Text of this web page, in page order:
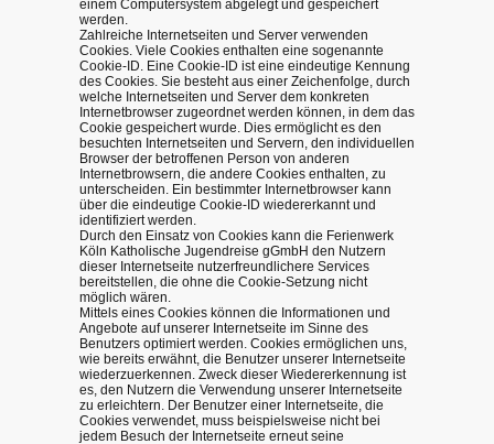
einem Computersystem abgelegt und gespeichert
werden.
Zahlreiche Internetseiten und Server verwenden
Cookies. Viele Cookies enthalten eine sogenannte
Cookie-ID. Eine Cookie-ID ist eine eindeutige Kennung
des Cookies. Sie besteht aus einer Zeichenfolge, durch
welche Internetseiten und Server dem konkreten
Internetbrowser zugeordnet werden können, in dem das
Cookie gespeichert wurde. Dies ermöglicht es den
besuchten Internetseiten und Servern, den individuellen
Browser der betroffenen Person von anderen
Internetbrowsern, die andere Cookies enthalten, zu
unterscheiden. Ein bestimmter Internetbrowser kann
über die eindeutige Cookie-ID wiedererkannt und
identifiziert werden.
Durch den Einsatz von Cookies kann die Ferienwerk
Köln Katholische Jugendreise gGmbH den Nutzern
dieser Internetseite nutzerfreundlichere Services
bereitstellen, die ohne die Cookie-Setzung nicht
möglich wären.
Mittels eines Cookies können die Informationen und
Angebote auf unserer Internetseite im Sinne des
Benutzers optimiert werden. Cookies ermöglichen uns,
wie bereits erwähnt, die Benutzer unserer Internetseite
wiederzuerkennen. Zweck dieser Wiedererkennung ist
es, den Nutzern die Verwendung unserer Internetseite
zu erleichtern. Der Benutzer einer Internetseite, die
Cookies verwendet, muss beispielsweise nicht bei
jedem Besuch der Internetseite erneut seine